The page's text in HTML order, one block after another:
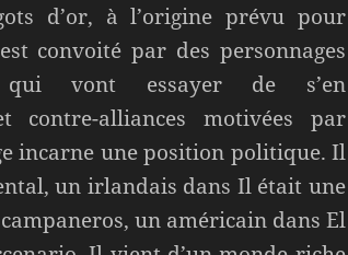
d’or, à l’origine prévu pour
convoité par des personnages
qui vont essayer de s’en
contre-alliances motivées par
incarne une position politique. Il
un irlandais dans Il était une
un américain dans El